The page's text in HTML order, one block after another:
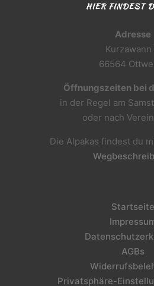
HIER FINDEST
Adresse
Kurzawann
66564
Öffnungszeiten bei
in der Regel am
oder nach
Die Alpakas findest du
Startseite
AGBs
Privatsphäre-